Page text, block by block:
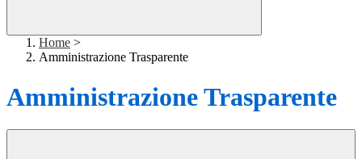
Home >
Amministrazione Trasparente
Amministrazione Trasparente